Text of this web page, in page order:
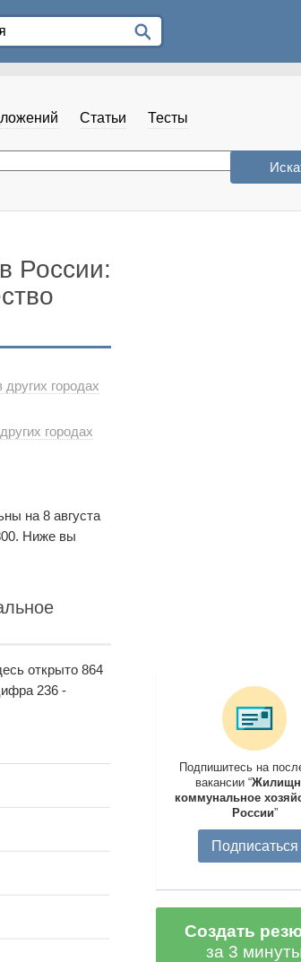
Статьи Тесты
России:
городах
городах
на 8 августа
Ниже вы
открыто 864
236 -
Подпишитесь на
вакансии “
коммунальное
России”
Подписаться
Создать
за 3